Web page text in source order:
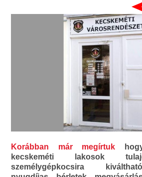
Korábban már megírtuk
kecskeméti lakosok
személygépkocsira